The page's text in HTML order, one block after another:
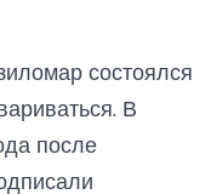
состоялся
В
после